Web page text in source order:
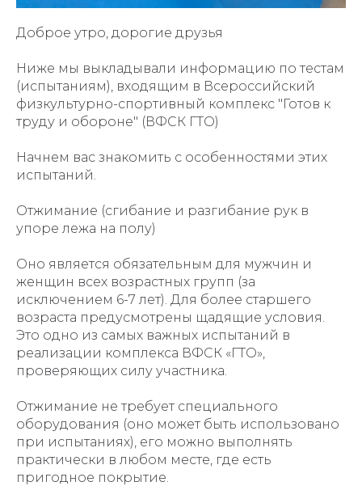
Доброе утро, дорогие друзья
Ниже мы выкладывали информацию по тестам
(испытаниям), входящим в Всероссийский
физкультурно-спортивный комплекс "Готов к
труду и обороне" (ВФСК ГТО)
Начнем вас знакомить с особенностями этих
испытаний.
Отжимание (сгибание и разгибание рук в
упоре лежа на полу)
Оно является обязательным для мужчин и
женщин всех возрастных групп (за
исключением 6-7 лет). Для более старшего
возраста предусмотрены щадящие условия.
Это одно из самых важных испытаний в
реализации комплекса ВФСК «ГТО»,
проверяющих силу участника.
Отжимание не требует специального
оборудования (оно может быть использовано
при испытаниях), его можно выполнять
практически в любом месте, где есть
пригодное покрытие.